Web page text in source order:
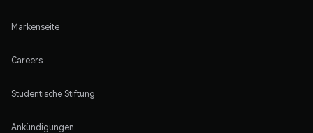
Markenseite
Careers
Studentische Stiftung
Ankündigungen